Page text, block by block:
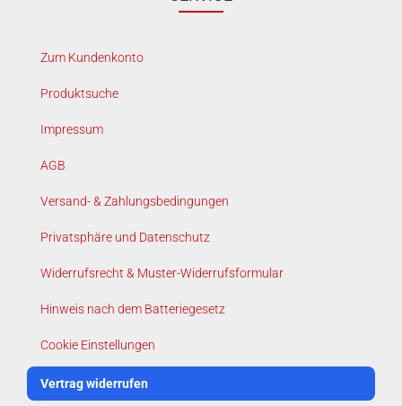
Zum Kundenkonto
Produktsuche
Impressum
AGB
Versand- & Zahlungsbedingungen
Privatsphäre und Datenschutz
Widerrufsrecht & Muster-Widerrufsformular
Hinweis nach dem Batteriegesetz
Cookie Einstellungen
Vertrag widerrufen